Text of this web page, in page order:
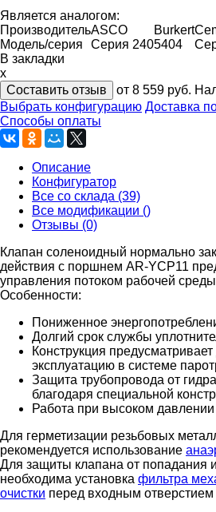
Является аналогом:
ПроизводительASCO Burkert
Модель/серия
Серия 2405404
В закладки
x
Составить отзыв
от 8 559 руб.
Выбрать конфигурацию Доставка
Способы оплаты
Описание
Конфигуратор
Все со склада (39)
Все модификации ()
Отзывы (0)
Клапан соленоидный нормально
действия с поршнем AR-YCP11
управления потоком рабочей
Особенности:
Пониженное
Долгий срок службы
Конструкция
эксплуатацию в системе
Защита трубопровода от
благодаря специальной
Работа при высоком
Для герметизации резьбовых
рекомендуется использование
Для защиты клапана от попадания
необходима установка фильтра
очистки перед входным отверстием